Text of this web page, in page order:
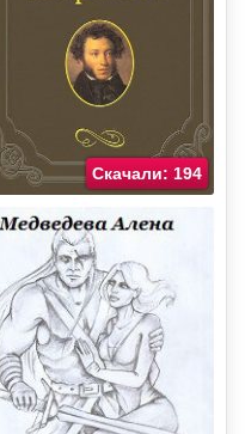
Скачали: 194